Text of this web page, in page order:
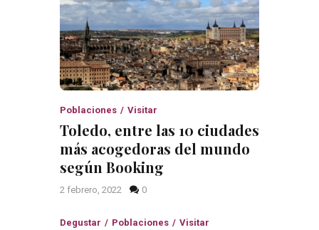
Poblaciones Visitar
Toledo, entre las 10 ciudades
más acogedoras del mundo
según Booking
2 febrero, 2022 0
Degustar Poblaciones Visitar